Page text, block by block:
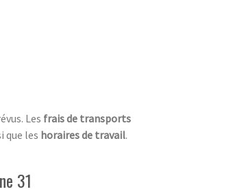
Les frais de transports
que les horaires de travail.
31